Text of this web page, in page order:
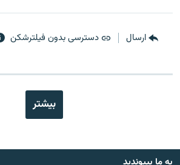
ارسال دسترسی بدون فیلترشکن
بیشتر